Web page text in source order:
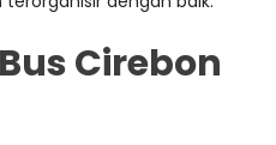
Cirebon